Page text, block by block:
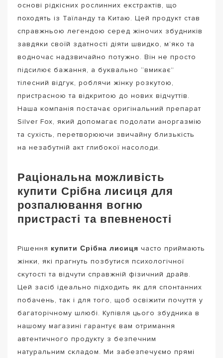
основі рідкісних рослинних екстрактів, що
походять із Таїланду та Китаю. Цей продукт став
справжньою легендою серед жіночих збудників
завдяки своїй здатності діяти швидко, м’яко та
водночас надзвичайно потужно. Він не просто
підсилює бажання, а буквально “вмикає”
тілесний відгук, роблячи жінку розкутою,
пристрасною та відкритою до нових відчуттів.
Наша компанія постачає оригінальний препарат
Silver Fox, який допомагає подолати аноргазмію
та сухість, перетворюючи звичайну близькість
на незабутній акт глибокої насолоди.
Раціональна можливість
купити Срібна лисиця для
розпалювання вогню
пристрасті та впевненості
Рішення купити Срібна лисиця часто приймають
жінки, які прагнуть позбутися психологічної
скутості та відчути справжній фізичний драйв.
Цей засіб ідеально підходить як для спонтанних
побачень, так і для того, щоб освіжити почуття у
багаторічному шлюбі. Купівля цього збудника в
нашому магазині гарантує вам отримання
автентичного продукту з безпечним
натуральним складом. Ми забезпечуємо прямі